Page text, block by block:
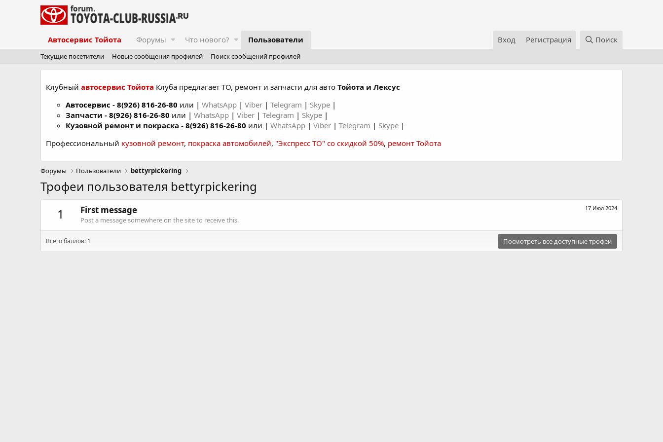
Автосервис Тойота Форумы Что нового? Пользователи Вход Регистрация Поиск
Текущие посетители Новые сообщения профилей Поиск сообщений профилей
Клубный автосервис Тойота Клуба предлагает ТО, ремонт и запчасти для авто Тойота и Лексус
Автосервис - 8(926) 816-26-80 или | WhatsApp | Viber | Telegram | Skype |
Запчасти - 8(926) 816-26-80 или | WhatsApp | Viber | Telegram | Skype |
Кузовной ремонт и покраска - 8(926) 816-26-80 или | WhatsApp | Viber | Telegram | Skype |
Профессиональный кузовной ремонт, покраска автомобилей, "Экспресс ТО" со скидкой 50%, ремонт Тойота
Форумы Пользователи bettyrpickering
Трофеи пользователя bettyrpickering
1
17 Июл 2024
First message
Post a message somewhere on the site to receive this.
Всего баллов: 1 Посмотреть все доступные трофеи